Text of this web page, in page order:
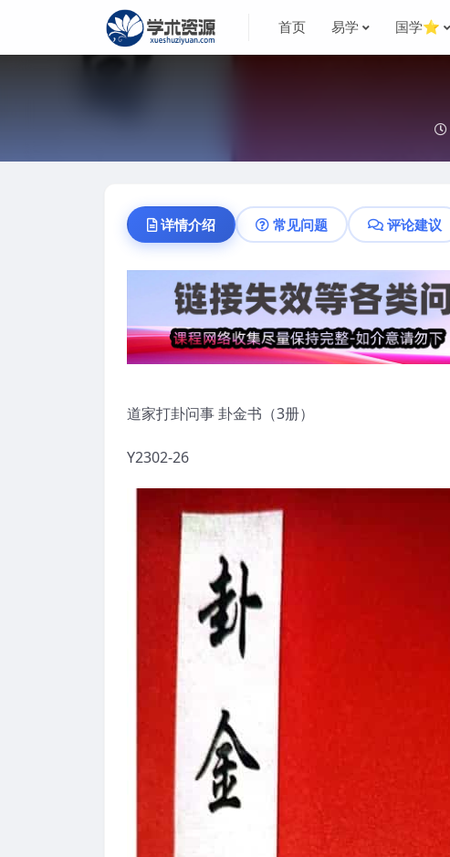
首页 易学 国学⭐
详情介绍 常见问题 评论建议
道家打卦问事 卦金书（3册）
Y2302-26